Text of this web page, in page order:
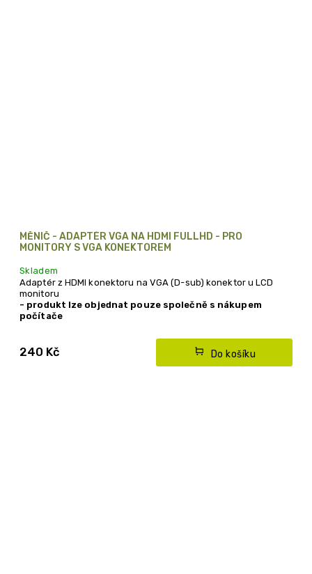
MĚNIČ - ADAPTÉR VGA NA HDMI FULLHD - PRO
MONITORY S VGA KONEKTOREM
Skladem
240 Kč Do košíku
Adaptér z HDMI konektoru na VGA (D-sub) konektor u LCD
monitoru
- produkt lze objednat pouze společně s nákupem
počítače